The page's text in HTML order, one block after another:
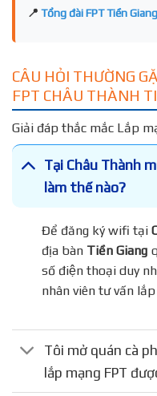
📍 Tổng đài FPT Tiền Giang
CÂU HỎI THƯỜNG
FPT CHÂU THÀNH
Giải đáp thắc mắc Lắp
Tại Châu Thành
làm thế nào?
Để đăng ký wifi tại
địa bànTiền Giang
số điện thoại duy
nhân viên tư vấn
Tôi mở quán cà
lắp mạng FPT